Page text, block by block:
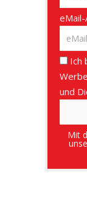
Ich
und
Mit